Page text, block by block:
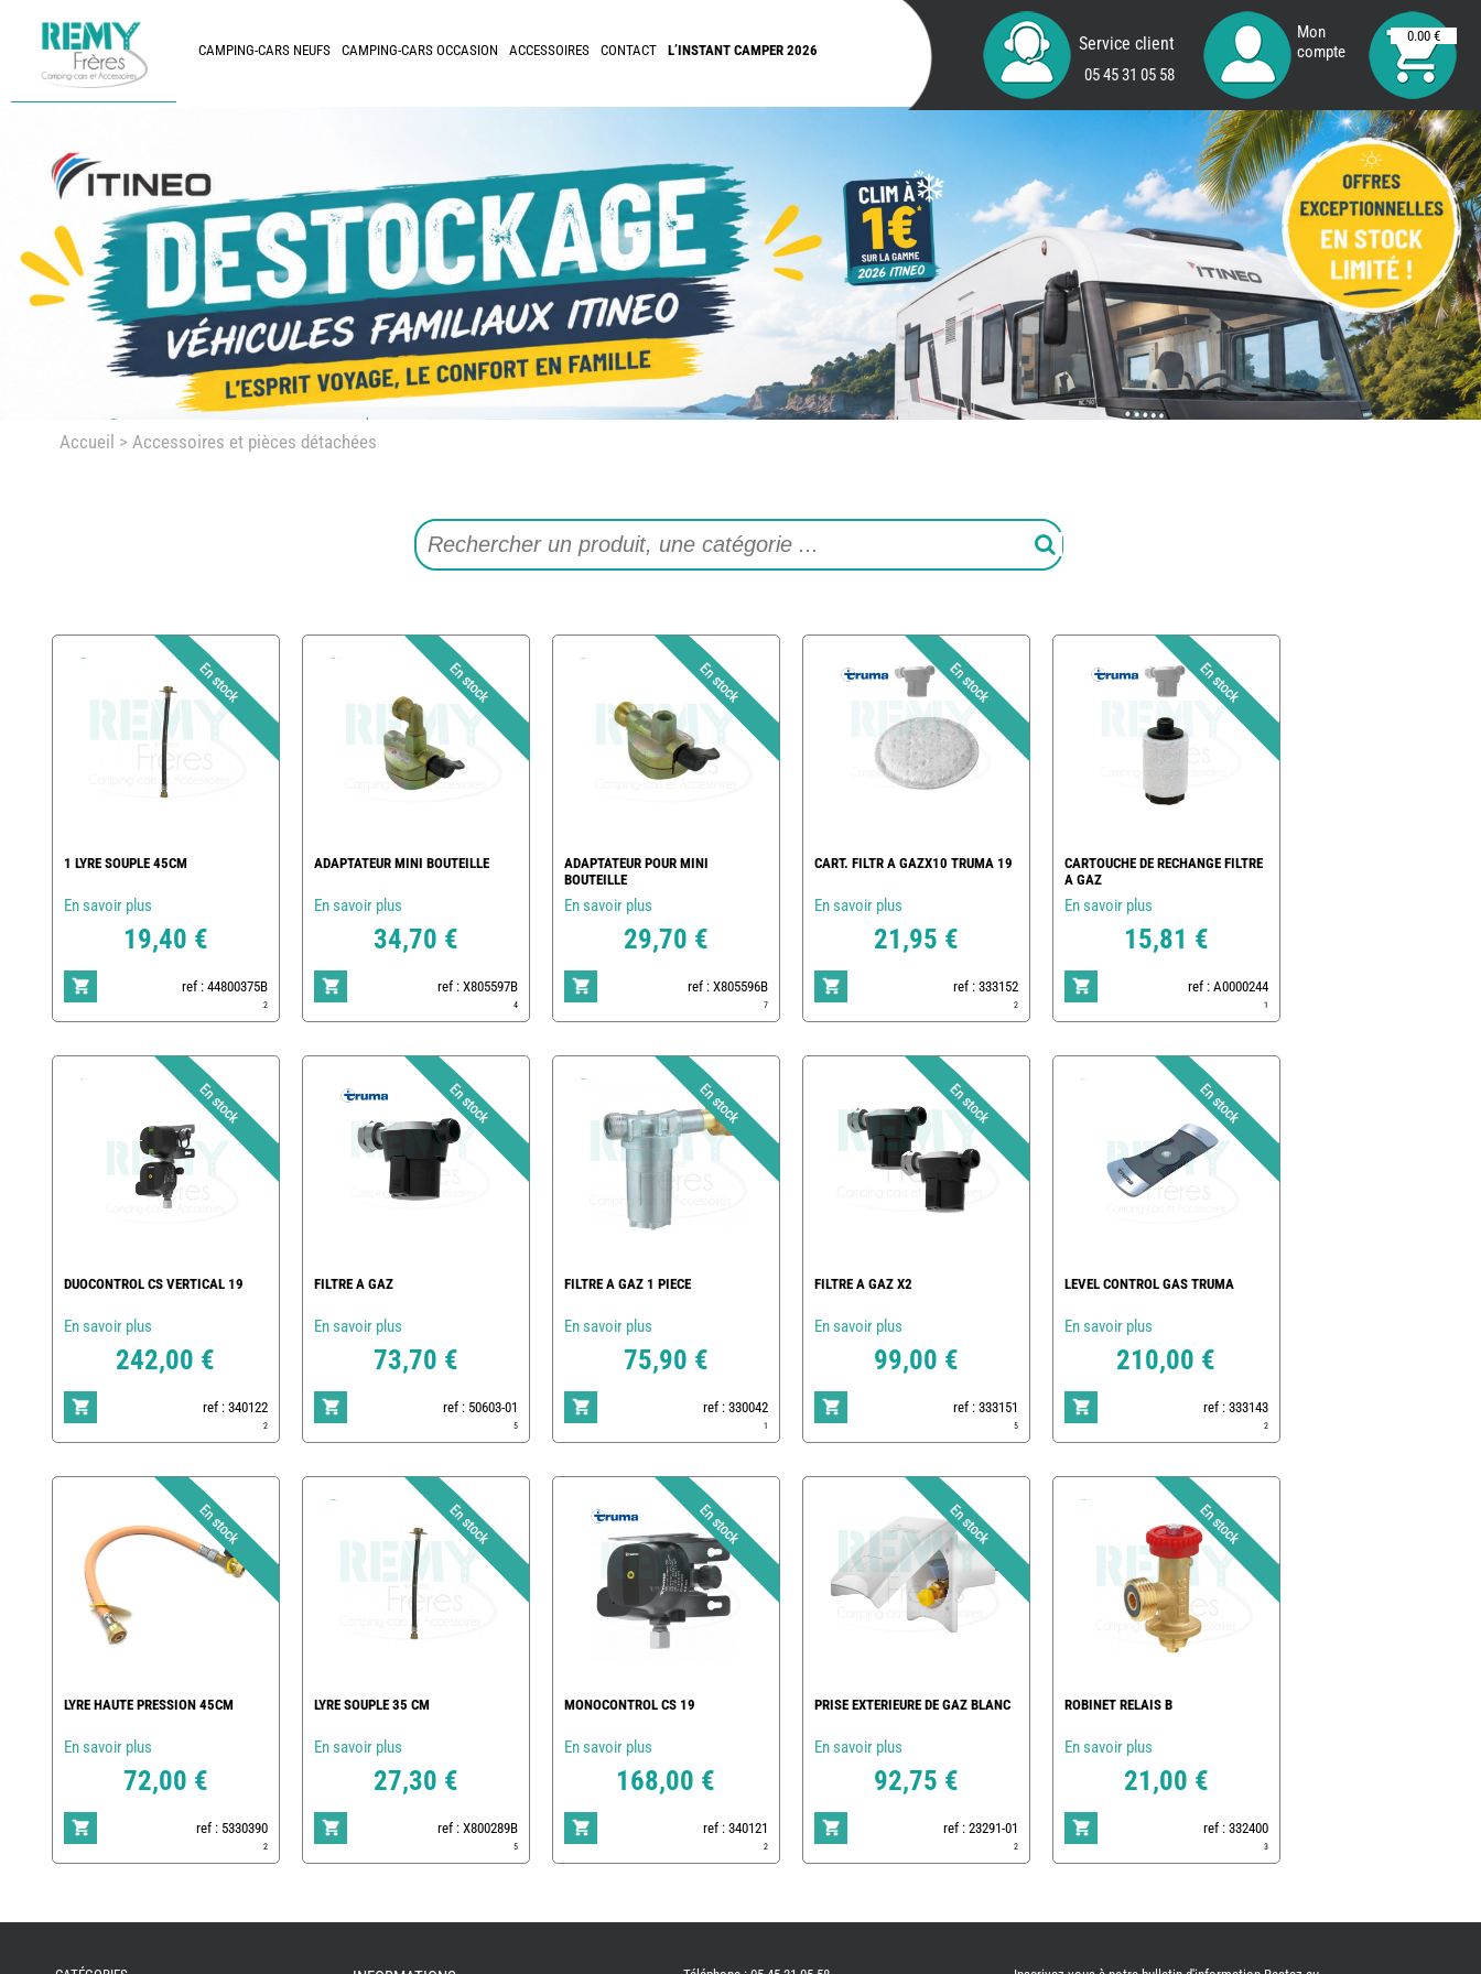
CAMPING-CARS NEUFS CAMPING-CARS OCCASION ACCESSOIRES CONTACT L’INSTANT CAMPER 2026 Service client
05 45 31 05 58
Mon
compte
0.00 €
Accueil > Accessoires et pièces détachées
1 LYRE SOUPLE 45CM
En savoir plus
19,40 €
ref : 44800375B
2
ADAPTATEUR MINI BOUTEILLE
En savoir plus
34,70 €
ref : X805597B
4
ADAPTATEUR POUR MINI
BOUTEILLE
En savoir plus
29,70 €
ref : X805596B
7
CART. FILTR A GAZX10 TRUMA 19
En savoir plus
21,95 €
ref : 333152
2
CARTOUCHE DE RECHANGE FILTRE
A GAZ
En savoir plus
15,81 €
ref : A0000244
1
DUOCONTROL CS VERTICAL 19
En savoir plus
242,00 €
ref : 340122
2
FILTRE A GAZ
En savoir plus
73,70 €
ref : 50603-01
5
FILTRE A GAZ 1 PIECE
En savoir plus
75,90 €
ref : 330042
1
FILTRE A GAZ X2
En savoir plus
99,00 €
ref : 333151
5
LEVEL CONTROL GAS TRUMA
En savoir plus
210,00 €
ref : 333143
2
LYRE HAUTE PRESSION 45CM
En savoir plus
72,00 €
ref : 5330390
2
LYRE SOUPLE 35 CM
En savoir plus
27,30 €
ref : X800289B
5
MONOCONTROL CS 19
En savoir plus
168,00 €
ref : 340121
2
PRISE EXTERIEURE DE GAZ BLANC
En savoir plus
92,75 €
ref : 23291-01
2
ROBINET RELAIS B
En savoir plus
21,00 €
ref : 332400
3
FRERES